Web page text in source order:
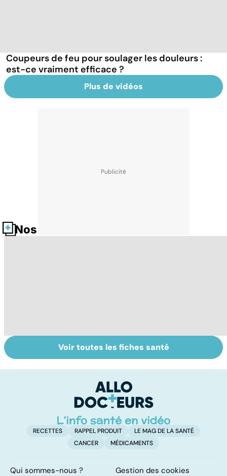
Coupeurs de feu pour soulager les douleurs :
est-ce vraiment efficace ?
Plus de vidéos
Nos fiches santé
Quand la maladie
entraîne la chute
Le lymphome, un
cancer peu
fréquent
Voir toutes les fiches santé
RECETTES RAPPEL PRODUIT
LE MAG DE LA SANTÉ
CANCER
MÉDICAMENTS
Qui sommes-nous ? Gestion des cookies